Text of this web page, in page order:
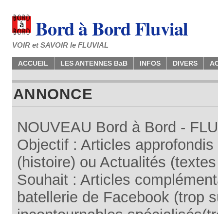
Bord à Bord Fluvial
VOIR et SAVOIR le FLUVIAL
ACCUEIL LES ANTENNES BaB INFOS DIVERS
ANNONCE
NOUVEAU Bord à Bord -
Objectif : Articles
(histoire) ou Actualités
Souhait : Articles
batellerie de Facebook (trop